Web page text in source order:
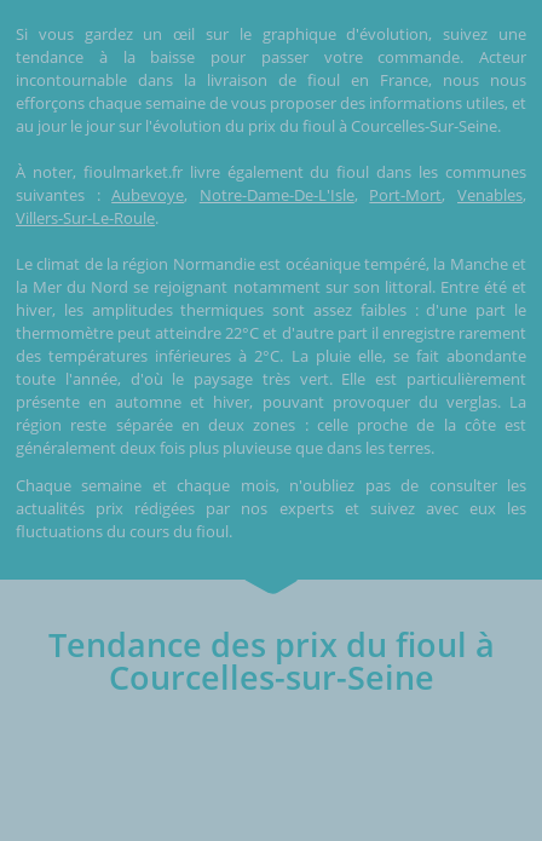
Si vous gardez un œil sur le graphique d'évolution, suivez une
tendance à la baisse pour passer votre commande. Acteur
incontournable dans la livraison de fioul en France, nous nous
efforçons chaque semaine de vous proposer des informations utiles, et
au jour le jour sur l'évolution du prix du fioul à Courcelles-Sur-Seine.
À noter, fioulmarket.fr livre également du fioul dans les communes
suivantes :Aubevoye, Notre-Dame-De-L'Isle, Port-Mort,Venables,
Villers-Sur-Le-Roule.
Le climat de la région Normandie est océanique tempéré, la Manche et
la Mer du Nord se rejoignant notamment sur son littoral. Entre été et
hiver, les amplitudes thermiques sont assez faibles : d'une part le
thermomètre peut atteindre 22°C et d'autre part il enregistre rarement
des températures inférieures à 2°C. La pluie elle, se fait abondante
toute l'année, d'où le paysage très vert. Elle est particulièrement
présente en automne et hiver, pouvant provoquer du verglas. La
région reste séparée en deux zones : celle proche de la côte est
généralement deux fois plus pluvieuse que dans les terres.
Chaque semaine et chaque mois, n'oubliez pas de consulter les
actualités prix rédigées par nos experts et suivez avec eux les
fluctuations du cours du fioul.
Tendance des prix du fioul à
Courcelles-sur-Seine